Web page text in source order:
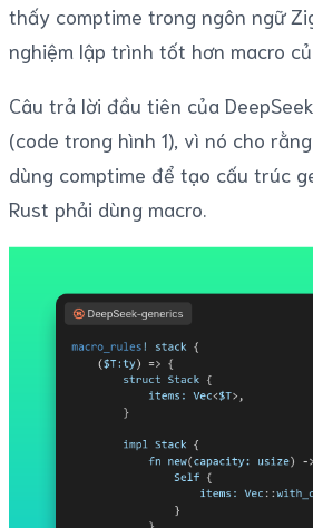
thấy comptime trong ngôn ngữ
nghiệm lập trình tốt hơn macro
Câu trả lời đầu tiên của
(code trong hình 1), vì nó cho
dùng comptime để tạo cấu trúc
Rust phải dùng macro.